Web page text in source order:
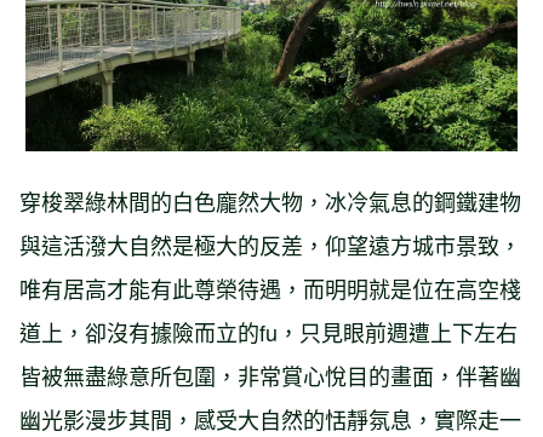
穿梭翠綠林間的白色龐然大物，冰冷氣息的鋼鐵建物
與這活潑大自然是極大的反差，仰望遠方城市景致，
唯有居高才能有此尊榮待遇，而明明就是位在高空棧
道上，卻沒有據險而立的fu，只見眼前週遭上下左右
皆被無盡綠意所包圍，非常賞心悅目的畫面，伴著幽
幽光影漫步其間，感受大自然的恬靜氛息，實際走一